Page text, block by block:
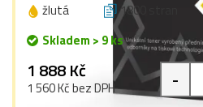
žlutá 1800 stran
Skladem > 9 ks
1 888 Kč
1 560 Kč bez DPH -